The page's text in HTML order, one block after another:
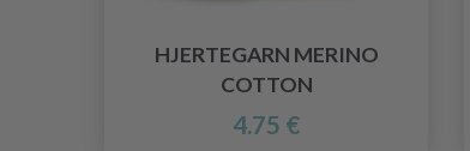
HJERTEGARN MERINO
COTTON
4.75 €